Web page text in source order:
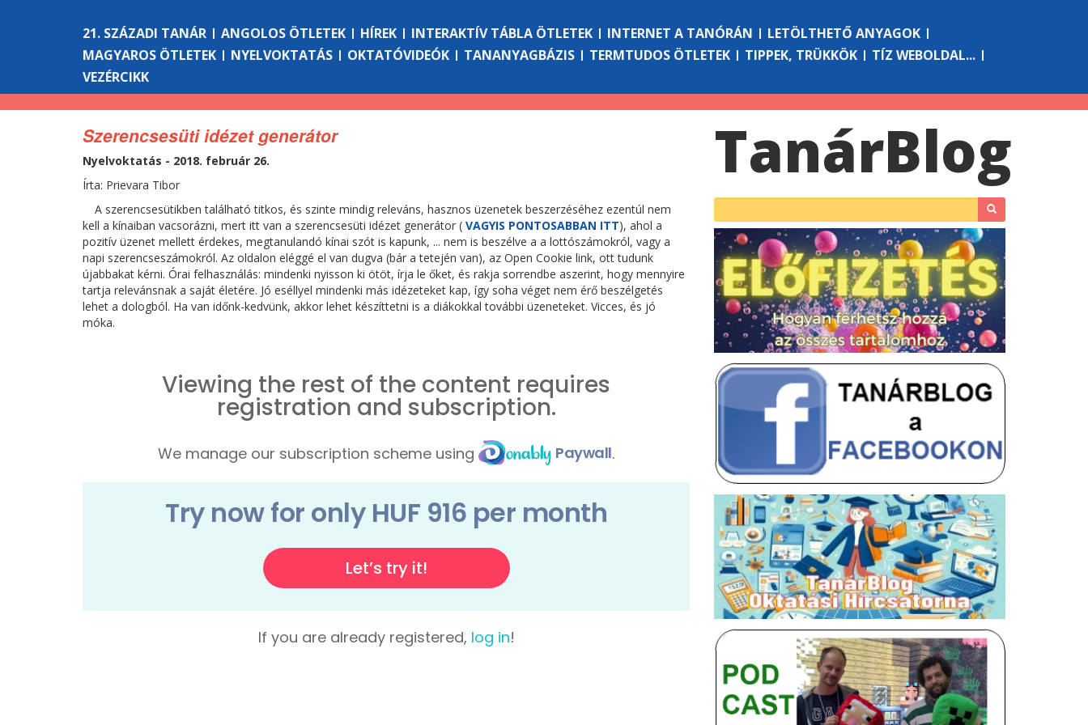
21. SZÁZADI TANÁR ANGOLOS ÖTLETEK HÍREK INTERAKTÍV TÁBLA ÖTLETEK INTERNET A TANÓRÁN
LETÖLTHETŐ ANYAGOK
MAGYAROS ÖTLETEK
NYELVOKTATÁS OKTATÓVIDEÓK TANANYAGBÁZIS TERMTUDOS ÖTLETEK TIPPEK, TRÜKKÖK
TÍZ WEBOLDAL...
VEZÉRCIKK
Szerencsesüti idézet generátor
Nyelvoktatás - 2018. február 26.
Írta: Prievara Tibor
A szerencsesütikben található titkos, és szinte mindig releváns, hasznos üzenetek beszerzéséhez ezentúl nem
kell a kínaiban vacsorázni, mert itt van a szerencsesüti idézet generátor ( VAGYIS PONTOSABBAN ITT), ahol a
pozitív üzenet mellett érdekes, megtanulandó kínai szót is kapunk, ... nem is beszélve a a lottószámokról, vagy a
napi szerencseszámokról. Az oldalon eléggé el van dugva (bár a tetején van), az Open Cookie link, ott tudunk
újabbakat kérni. Órai felhasználás: mindenki nyisson ki ötöt, írja le őket, és rakja sorrendbe aszerint, hogy mennyire
tartja relevánsnak a saját életére. Jó eséllyel mindenki más idézeteket kap, így soha véget nem érő beszélgetés
lehet a dologból. Ha van időnk-kedvünk, akkor lehet készíttetni is a diákokkal további üzeneteket. Vicces, és jó
móka.
TanárBlog